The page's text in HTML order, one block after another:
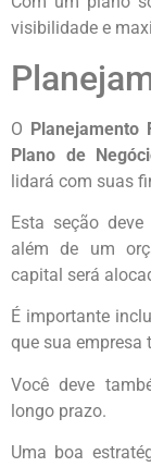
visibilidade e
O Planejamento
Plano de
lidará com suas
Esta seção
além de um
capital será
É importante
que sua empresa
Você deve
longo prazo.
Uma boa